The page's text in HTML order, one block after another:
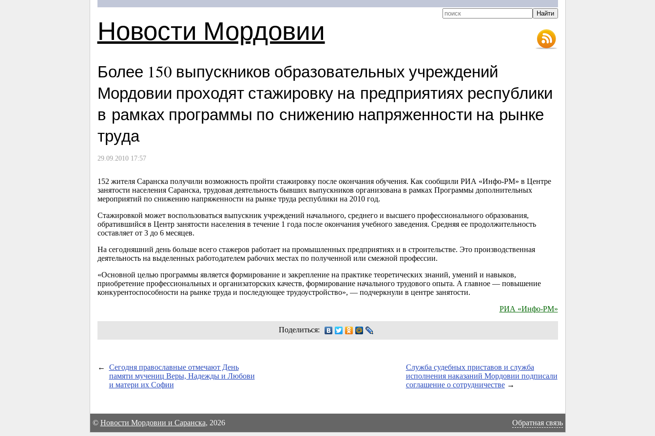
Новости Мордовии
Более 150 выпускников образовательных учреждений
Мордовии проходят стажировку на предприятиях республики
в рамках программы по снижению напряженности на рынке
труда
29.09.2010 17:57
152 жителя Саранска получили возможность пройти стажировку после окончания обучения. Как сообщили РИА «Инфо-РМ» в Центре
занятости населения Саранска, трудовая деятельность бывших выпускников организована в рамках Программы дополнительных
мероприятий по снижению напряженности на рынке труда республики на 2010 год.
Стажировкой может воспользоваться выпускник учреждений начального, среднего и высшего профессионального образования,
обратившийся в Центр занятости населения в течение 1 года после окончания учебного заведения. Средняя ее продолжительность
составляет от 3 до 6 месяцев.
На сегодняшний день больше всего стажеров работает на промышленных предприятиях и в строительстве. Это производственная
деятельность на выделенных работодателем рабочих местах по полученной или смежной профессии.
«Основной целью программы является формирование и закрепление на практике теоретических знаний, умений и навыков,
приобретение профессиональных и организаторских качеств, формирование начального трудового опыта. А главное — повышение
конкурентоспособности на рынке труда и последующее трудоустройство», — подчеркнули в центре занятости.
РИА «Инфо-РМ»
Поделиться:
←
Сегодня православные отмечают День
памяти мучениц Веры, Надежды и Любови
и матери их Софии
Служба судебных приставов и служба
исполнения наказаний Мордовии подписали
соглашение о сотрудничестве→
© Новости Мордовии и Саранска, 2026 Обратная связь